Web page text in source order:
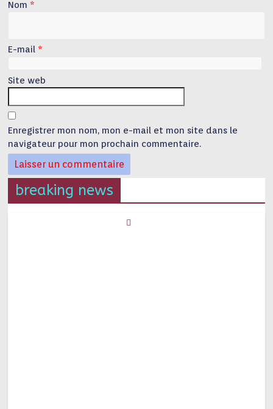
Nom *
E-mail *
Site web
Enregistrer mon nom, mon e-mail et mon site dans le
navigateur pour mon prochain commentaire.
breaking news